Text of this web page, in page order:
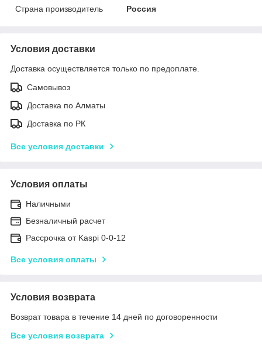
Страна производитель
Россия
Условия доставки
Доставка осуществляется только по предоплате.
Самовывоз
Доставка по Алматы
Доставка по РК
Все условия доставки
Условия оплаты
Наличными
Безналичный расчет
Рассрочка от Kaspi 0-0-12
Все условия оплаты
Условия возврата
Возврат товара в течение 14 дней по договоренности
Все условия возврата